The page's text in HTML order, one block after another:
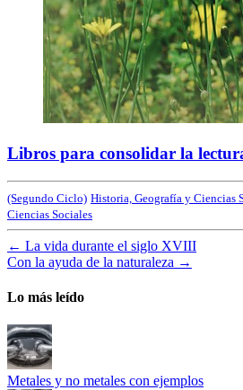
Libros para consolidar la
(Segundo Ciclo) Historia, Geografía y Ciencias
Ciencias Sociales
← La vida durante el siglo XVIII
Con la ayuda de la naturaleza →
Lo más leído
Metales y no metales con ejemplos